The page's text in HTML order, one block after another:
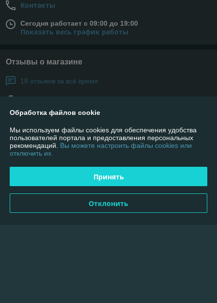
Контакты
Сегодня работает с 09:00 до 19:00
Показать весь график работы
Отзывы о магазине
18 отзывов за всё время
Отлично
Отличный магазин!!!Супер все! Всем советую! Доставка на высоте,
чему очень рад. Консультанты ребята супер - терпеливые и
вежливые)))Вежливость! Быстрота доставки! Качество товара.
Отлично
Приобрел части на резку.Порадовало абсолютно все:
Обработка файлов cookie
Мы используем файлы cookies для обеспечения удобства
пользователей портала и предоставления персональных
рекомендаций. Вы можете настроить файлы cookies или
отключить их.
Принять
Отклонить